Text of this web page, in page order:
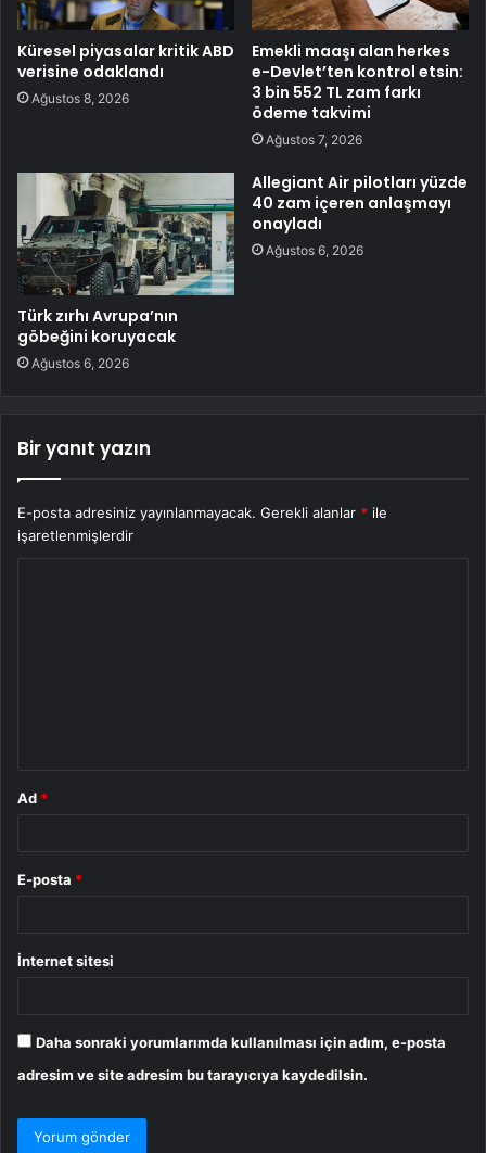
Küresel piyasalar kritik ABD
verisine odaklandı
Ağustos 8, 2026
Emekli maaşı alan herkes
e-Devlet’ten kontrol etsin:
3 bin 552 TL zam farkı
ödeme takvimi
Ağustos 7, 2026
Türk zırhı Avrupa’nın
göbeğini koruyacak
Ağustos 6, 2026
Allegiant Air pilotları yüzde
40 zam içeren anlaşmayı
onayladı
Ağustos 6, 2026
Bir yanıt yazın
E-posta adresiniz yayınlanmayacak. Gerekli alanlar * ile
işaretlenmişlerdir
Ad *
E-posta *
İnternet sitesi
Daha sonraki yorumlarımda kullanılması için adım, e-posta
adresim ve site adresim bu tarayıcıya kaydedilsin.